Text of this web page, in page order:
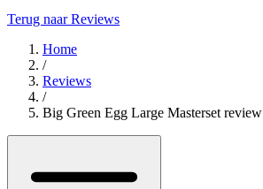
Terug naar Reviews
Home
/
Reviews
/
Big Green Egg Large Masterset review